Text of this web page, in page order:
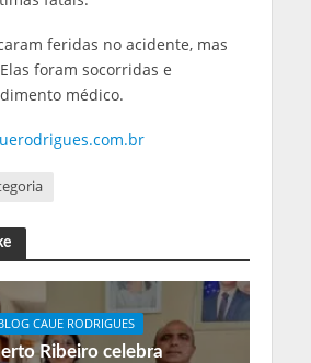
feridas no acidente, mas
foram socorridas e
médico.
CAUE RODRIGUES
Ribeiro celebra